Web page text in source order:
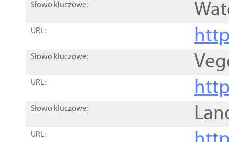
Słowo kluczowe:
URL:
Słowo kluczowe:
URL:
Słowo kluczowe:
URL: